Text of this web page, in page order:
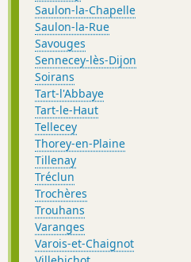
Saulon-la-Chapelle
Saulon-la-Rue
Savouges
Sennecey-lès-Dijon
Soirans
Tart-l'Abbaye
Tart-le-Haut
Tellecey
Thorey-en-Plaine
Tillenay
Tréclun
Trochères
Trouhans
Varanges
Varois-et-Chaignot